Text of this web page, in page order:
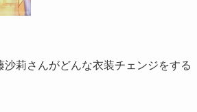
莉さんがどんな衣装チェンジをする